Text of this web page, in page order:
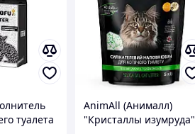
туалета
AnimAll (Анималл)
"Кристаллы изумруда"